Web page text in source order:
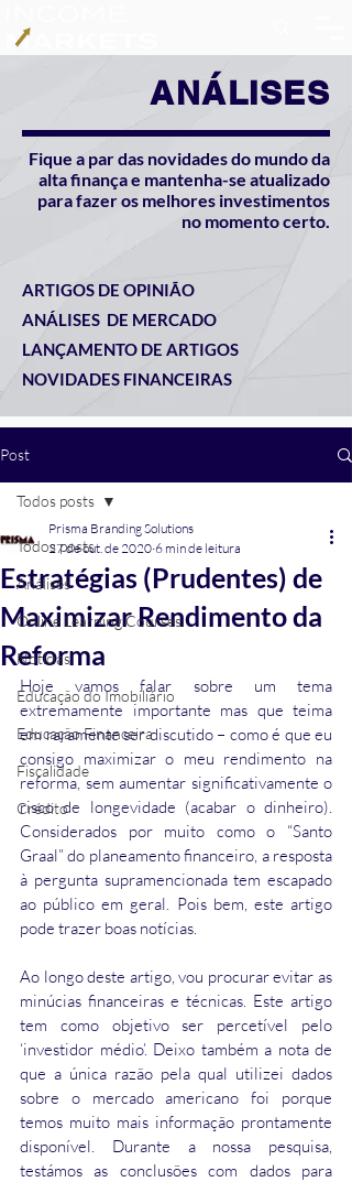
ANÁLISES
Fique a par das novidades do mundo da
alta finança e mantenha-se atualizado
para fazer os melhores investimentos
no momento certo.
ARTIGOS DE OPINIÃO
ANÁLISES DE MERCADO
LANÇAMENTO DE ARTIGOS
NOVIDADES FINANCEIRAS
Post
Todos posts
Análises
Online Learning Courses
Notícias
Educação do Imobiliário
Educação Financeira
Fiscalidade
Crédito
Todos posts
Estratégias (Prudentes) de
Maximizar Rendimento da
Reforma
Prisma Branding Solutions
27 de out. de 2020 6 min de leitura
Hoje vamos falar sobre um tema
extremamente importante mas que teima
em raramente ser discutido – como é que eu
consigo maximizar o meu rendimento na
reforma, sem aumentar significativamente o
risco de longevidade (acabar o dinheiro).
Considerados por muito como o “Santo
Graal” do planeamento financeiro, a resposta
à pergunta supramencionada tem escapado
ao público em geral. Pois bem, este artigo
pode trazer boas notícias.
Ao longo deste artigo, vou procurar evitar as
minúcias financeiras e técnicas. Este artigo
tem como objetivo ser percetível pelo
‘investidor médio’. Deixo também a nota de
que a única razão pela qual utilizei dados
sobre o mercado americano foi porque
temos muito mais informação prontamente
disponível. Durante a nossa pesquisa,
testámos as conclusões com dados para